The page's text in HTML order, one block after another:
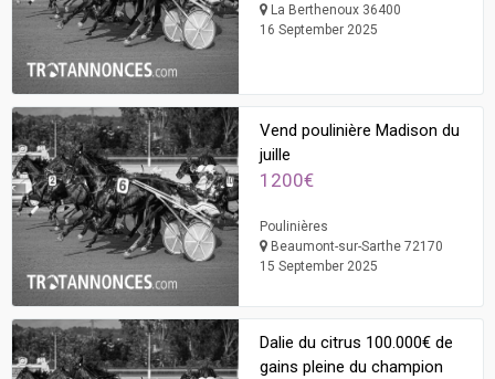
La Berthenoux 36400
16 September 2025
Vend poulinière Madison du
juille
1200€
Poulinières
Beaumont-sur-Sarthe 72170
15 September 2025
Dalie du citrus 100.000€ de
gains pleine du champion